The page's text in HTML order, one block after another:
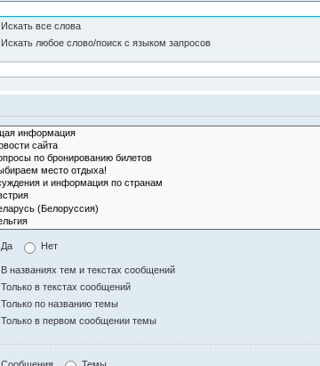
Искать все слова
Искать любое слово/поиск с языком запросов
Да Нет
В названиях тем и текстах сообщений
Только в текстах сообщений
Только по названию темы
Только в первом сообщении темы